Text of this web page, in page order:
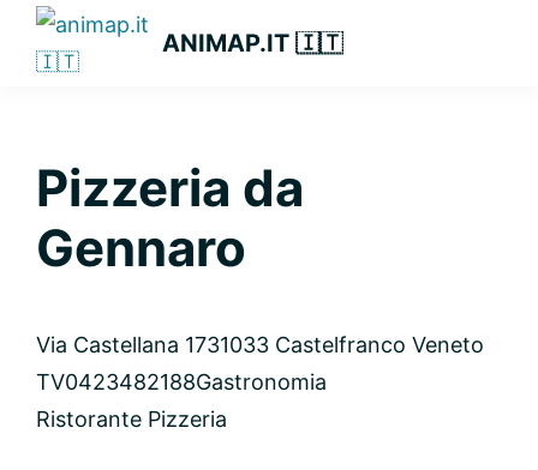
Passa
Passa
Passa
primaria
ANIMAP.IT 🇮🇹
Pizzeria da
Gennaro
Via Castellana 1731033 Castelfranco Veneto
TV0423482188Gastronomia
Ristorante Pizzeria